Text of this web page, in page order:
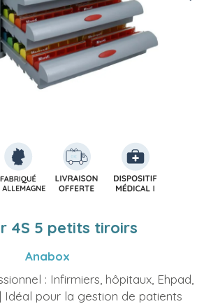
4S 5 petits tiroirs
Anabox
: Infirmiers, hôpitaux, Ehpad,
Idéal pour la gestion de patients